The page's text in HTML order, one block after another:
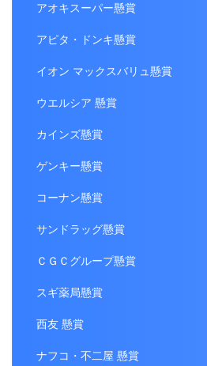
アオキスーパー懸賞
アピタ・ドンキ懸賞
イオン マックスバリュ懸賞
ウエルシア 懸賞
カインズ懸賞
ゲンキー懸賞
コーナン懸賞
サンドラッグ懸賞
ＣＧＣグループ懸賞
スギ薬局懸賞
西友 懸賞
ナフコ・不二屋 懸賞